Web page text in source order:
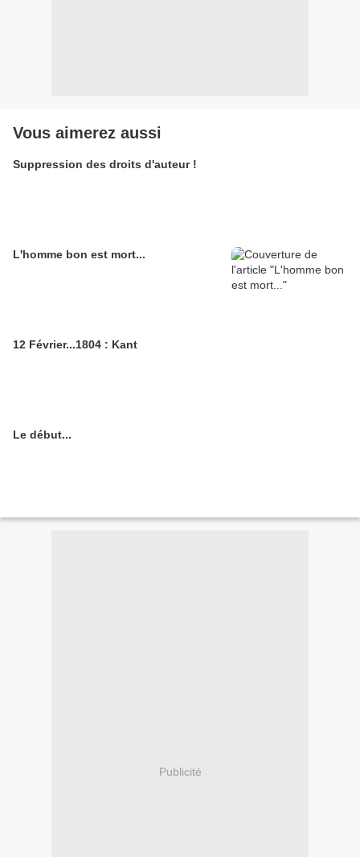
Vous aimerez aussi
Suppression des droits d'auteur !
L'homme bon est mort...
12 Février...1804 : Kant
Le début...
Publicité